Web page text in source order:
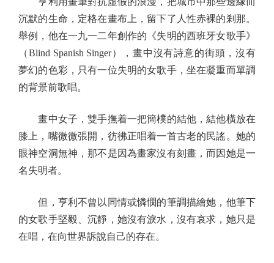
沉默的生命，定格在畫布上，留下了人性赤裸的剎那。
舉例，他在一九一二年創作的《失明的西班牙女歌手》
（Blind Spanish Singer），畫中沒有詩意的街頭，沒有
夢幻的色彩，只有一位失明的女歌手，坐在凝重而單調
的背景前歌唱。
畫中女子，雙手撫着一把簡樸的結他，結他橫放在
膝上，嘴微微張開，彷彿正唱着一首古老的民謠。她的
眼神空洞無神，那不是因為畫家沒有刻畫，而因她是一
名失明者。
但，亨利不曾以同情或憐憫的筆調描繪她，他筆下
的女歌手堅毅、沉靜，她沒有淚水，沒有哀求，她只是
在唱，在向世界訴說自己的存在。